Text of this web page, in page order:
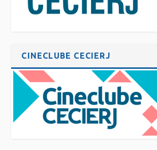
CINECLUBE CECIERJ